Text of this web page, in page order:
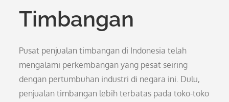
Timbangan
Pusat penjualan timbangan di Indonesia telah
mengalami perkembangan yang pesat seiring
dengan pertumbuhan industri di negara ini. Dulu,
penjualan timbangan lebih terbatas pada toko-toko